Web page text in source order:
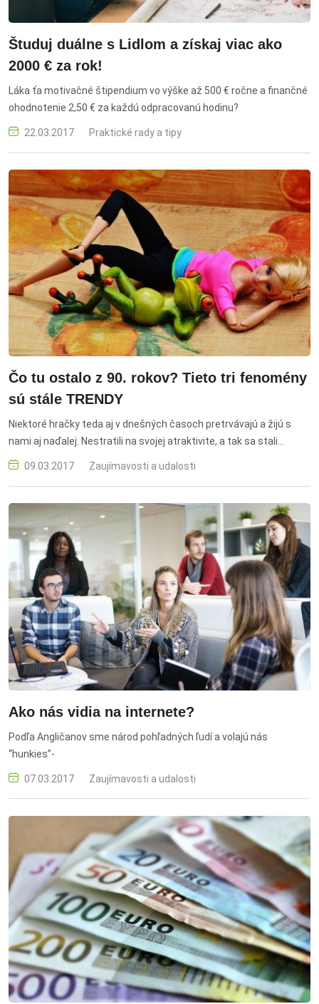
Študuj duálne s Lidlom a získaj viac ako
2000 € za rok!
Láka ťa motivačné štipendium vo výške až 500 € ročne a finančné
ohodnotenie 2,50 € za každú odpracovanú hodinu?
22.03.2017 Praktické rady a tipy
Čo tu ostalo z 90. rokov? Tieto tri fenomény
sú stále TRENDY
Niektoré hračky teda aj v dnešných časoch pretrvávajú a žijú s
nami aj naďalej. Nestratili na svojej atraktivite, a tak sa stali
súčasťou detského sveta aj dnes.
09.03.2017 Zaujímavosti a udalosti
Ako nás vidia na internete?
Podľa Angličanov sme národ pohľadných ľudí a volajú nás
“hunkies”-
07.03.2017 Zaujímavosti a udalosti